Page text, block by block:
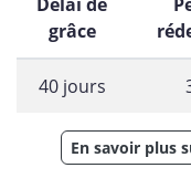
grâce
40 jours
En savoir plus